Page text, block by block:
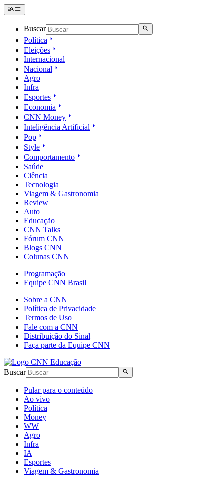
Buscar
Política
Eleições
Internacional
Nacional
Agro
Infra
Esportes
Economia
CNN Money
Inteligência Artificial
Pop
Style
Comportamento
Saúde
Ciência
Tecnologia
Viagem & Gastronomia
Review
Auto
Educação
CNN Talks
Fórum CNN
Blogs CNN
Colunas CNN
Programação
Equipe CNN Brasil
Sobre a CNN
Política de Privacidade
Termos de Uso
Fale com a CNN
Distribuição do Sinal
Faça parte da Equipe CNN
Buscar
Pular para o conteúdo
Ao vivo
Política
Money
WW
Agro
Infra
IA
Esportes
Viagem & Gastronomia